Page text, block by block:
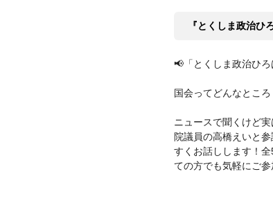
『とくしま政治ひ
📢「とくしま政治ひ
国会ってどんなとこ
ニュースで聞くけど
院議員の高橋えいと
すくお話しします！
ての方でも気軽にご参